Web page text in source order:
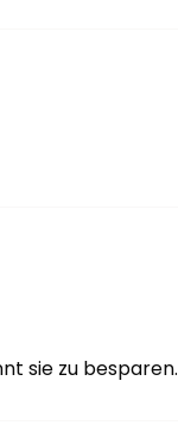
sie zu besparen.